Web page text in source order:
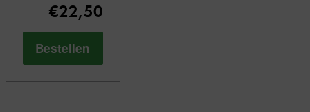
€22,50
Bestellen